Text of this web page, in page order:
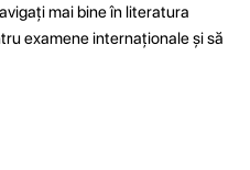
mai bine în literatura
examene internaționale și să